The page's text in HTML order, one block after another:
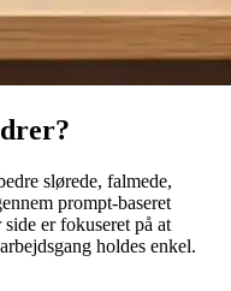
slørede, falmede,
prompt-baseret
er fokuseret på at
holdes enkel.